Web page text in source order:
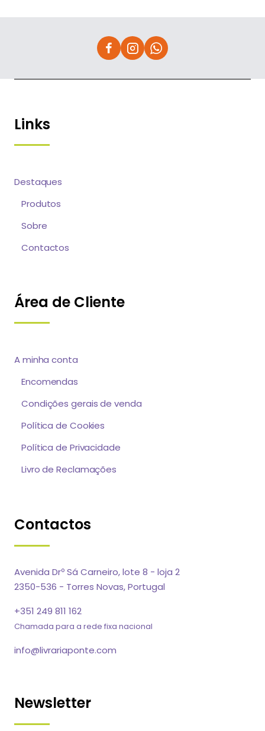
Links
Destaques
Produtos
Sobre
Contactos
Área de Cliente
A minha conta
Encomendas
Condições gerais de venda
Política de Cookies
Política de Privacidade
Livro de Reclamações
Contactos
Avenida Drº Sá Carneiro, lote 8 - loja 2
2350-536 - Torres Novas, Portugal
+351 249 811 162
Chamada para a rede fixa nacional
info@livrariaponte.com
Newsletter